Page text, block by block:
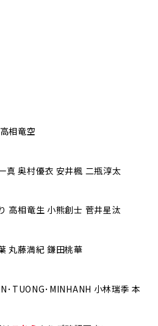
相竜空
真 奥村優衣 安井楓 二瓶淳太
高相竜生 小熊創士 菅井星汰
丸藤満紀 鎌田桃華
･TUONG･MINHANH 小林瑞季 本